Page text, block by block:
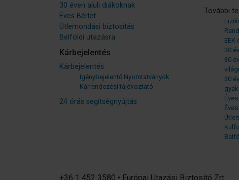
30 éven aluli diákoknak
Éves Bérlet
Útlemondási biztosítás
Belföldi utazásra
Kárbejelentés
Kárbejelentés
Igénybejelentő Nyomtatványok
Kárrendezési tájékoztató
24 órás segítségnyújtás
További
EEK
30
30
30
+36 1 452 3580 • Európai Utazási Biztosító Zrt.